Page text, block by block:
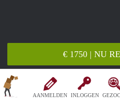
AANMELDEN INLOGGEN
€ 1750 | NU